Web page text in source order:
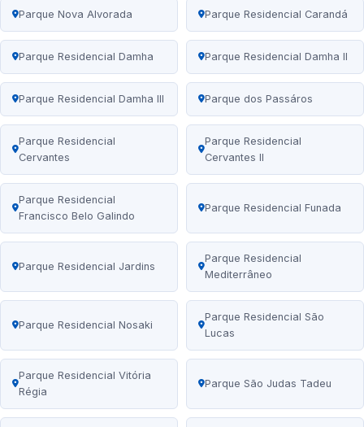
Parque Nova Alvorada Parque Residencial Carandá
Parque Residencial Damha Parque Residencial Damha II
Parque Residencial Damha III Parque dos Passáros
Parque Residencial
Cervantes
Parque Residencial
Cervantes II
Parque Residencial
Francisco Belo Galindo
Parque Residencial Funada
Parque Residencial Jardins
Parque Residencial
Mediterrâneo
Parque Residencial Nosaki
Parque Residencial São
Lucas
Parque Residencial Vitória
Régia
Parque São Judas Tadeu